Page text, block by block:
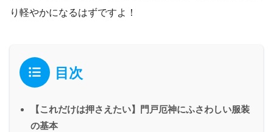
り軽やかになるはずですよ！
目次
【これだけは押さえたい】門戸厄神にふさわしい服装
の基本